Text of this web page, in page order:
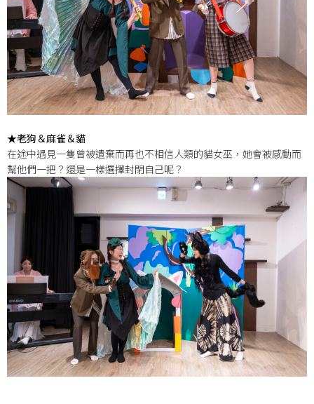
★老狗＆麻雀＆貓
在途中遇見一隻曾被遺棄而再也不相信人類的貓女巫，她會被感動而
幫他們一把？還是一樣選擇封閉自己呢？